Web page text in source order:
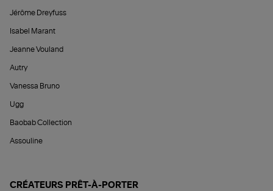
Jérôme Dreyfuss
Isabel Marant
Jeanne Vouland
Autry
Vanessa Bruno
Ugg
Baobab Collection
Assouline
CRÉATEURS PRÊT-À-PORTER